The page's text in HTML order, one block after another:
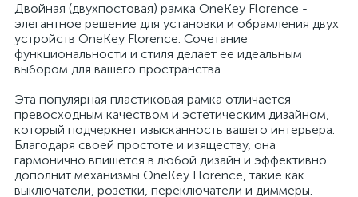
Двойная (двухпостовая) рамка OneKey Florence -
элегантное решение для установки и обрамления двух
устройств OneKey Florence. Сочетание
функциональности и стиля делает ее идеальным
выбором для вашего пространства.
Эта популярная пластиковая рамка отличается
превосходным качеством и эстетическим дизайном,
который подчеркнет изысканность вашего интерьера.
Благодаря своей простоте и изяществу, она
гармонично впишется в любой дизайн и эффективно
дополнит механизмы OneKey Florence, такие как
выключатели, розетки, переключатели и диммеры.